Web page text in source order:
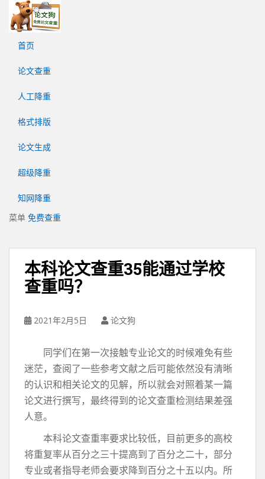
首页
论文查重
人工降重
格式排版
论文生成
超级降重
知网降重
菜单 免费查重
本科论文查重35能通过学校
查重吗？
2021年2月5日 论文狗
同学们在第一次接触专业论文的时候难免有些
迷茫，查阅了一些参考文献之后可能依然没有清晰
的认识和相关论文的见解，所以就会对照着某一篇
论文进行撰写，最终得到的论文查重检测结果差强
人意。
本科论文查重率要求比较低，目前更多的高校
将重复率从百分之三十提高到了百分之二十，部分
专业或者指导老师会要求降到百分之十五以内。所